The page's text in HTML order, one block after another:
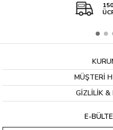
MÜŞTERİ
GİZLİLİK &
E-